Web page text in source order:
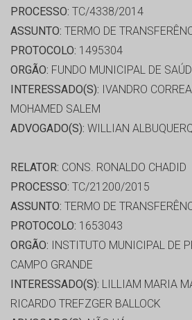
PROCESSO: TC/4338/2014
ASSUNTO: TERMO DE
PROTOCOLO: 1495304
ORGÃO: FUNDO MUNICIPAL DE
INTERESSADO(S): IVANDRO
MOHAMED SALEM
ADVOGADO(S): WILLIAN
RELATOR: CONS. RONALDO CHADID
PROCESSO: TC/21200/2015
ASSUNTO: TERMO DE
PROTOCOLO: 1653043
ORGÃO: INSTITUTO MUNICIPAL DE
CAMPO GRANDE
INTERESSADO(S): LILLIAM MARIA
RICARDO TREFZGER BALLOCK